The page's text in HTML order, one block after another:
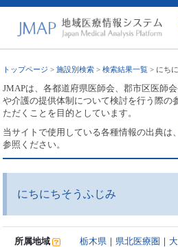
トップページ >施設別検索 >検索結果一覧 > にち
JMAPは、各都道府県医師会、郡市区医師
や介護の提供体制について検討を行う際の
ただくことを目的としています。
当サイトで使用している各種情報の出典は
参照ください。
にちにちそうふじみ
所属地域 栃木県 ｜ 県北医療圏 ｜